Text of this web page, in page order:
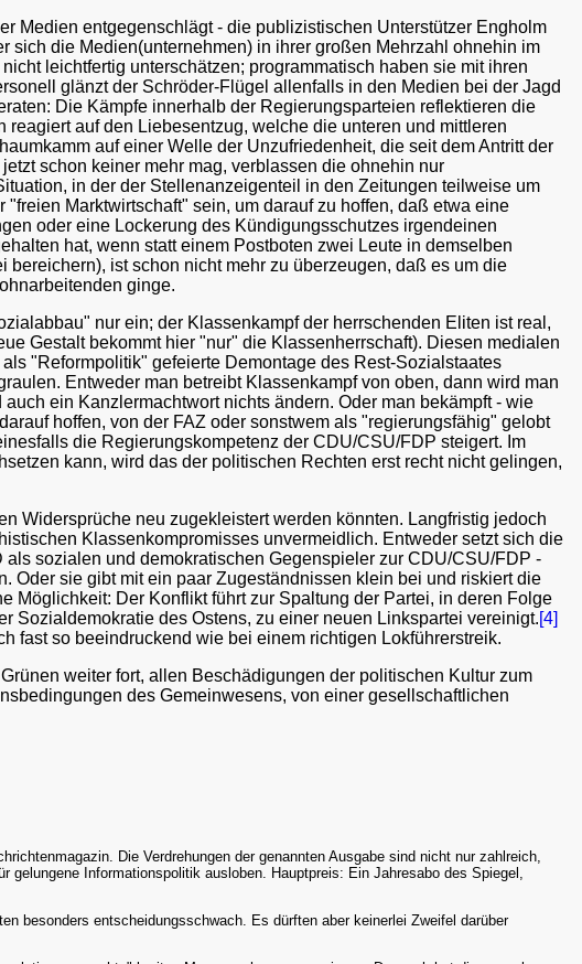
Medien entgegenschlägt - die publizistischen Unterstützer Engholm
sich die Medien(unternehmen) in ihrer großen Mehrzahl ohnehin im
leichtfertig unterschätzen; programmatisch haben sie mit ihren
glänzt der Schröder-Flügel allenfalls in den Medien bei der Jagd
Die Kämpfe innerhalb der Regierungsparteien reflektieren die
auf den Liebesentzug, welche die unteren und mittleren
auf einer Welle der Unzufriedenheit, die seit dem Antritt der
schon keiner mehr mag, verblassen die ohnehin nur
in der der Stellenanzeigenteil in den Zeitungen teilweise um
Marktwirtschaft" sein, um darauf zu hoffen, daß etwa eine
oder eine Lockerung des Kündigungsschutzes irgendeinen
hat, wenn statt einem Postboten zwei Leute in demselben
ist schon nicht mehr zu überzeugen, daß es um die
ginge.
nur ein; der Klassenkampf der herrschenden Eliten ist real,
Gestalt bekommt hier "nur" die Klassenherrschaft). Diesen medialen
"Reformpolitik" gefeierte Demontage des Rest-Sozialstaates
Entweder man betreibt Klassenkampf von oben, dann wird man
auch ein Kanzlermachtwort nichts ändern. Oder man bekämpft - wie
hoffen, von der FAZ oder sonstwem als "regierungsfähig" gelobt
die Regierungskompetenz der CDU/CSU/FDP steigert. Im
kann, wird das der politischen Rechten erst recht nicht gelingen,
Widersprüche neu zugekleistert werden könnten. Langfristig jedoch
Klassenkompromisses unvermeidlich. Entweder setzt sich die
sozialen und demokratischen Gegenspieler zur CDU/CSU/FDP -
Oder sie gibt mit ein paar Zugeständnissen klein bei und riskiert die
Der Konflikt führt zur Spaltung der Partei, in deren Folge
Sozialdemokratie des Ostens, zu einer neuen Linkspartei vereinigt.[4]
fast so beeindruckend wie bei einem richtigen Lokführerstreik.
weiter fort, allen Beschädigungen der politischen Kultur zum
des Gemeinwesens, von einer gesellschaftlichen
Die Verdrehungen der genannten Ausgabe sind nicht nur zahlreich,
Informationspolitik ausloben. Hauptpreis: Ein Jahresabo des Spiegel,
besonders entscheidungsschwach. Es dürften aber keinerlei Zweifel darüber